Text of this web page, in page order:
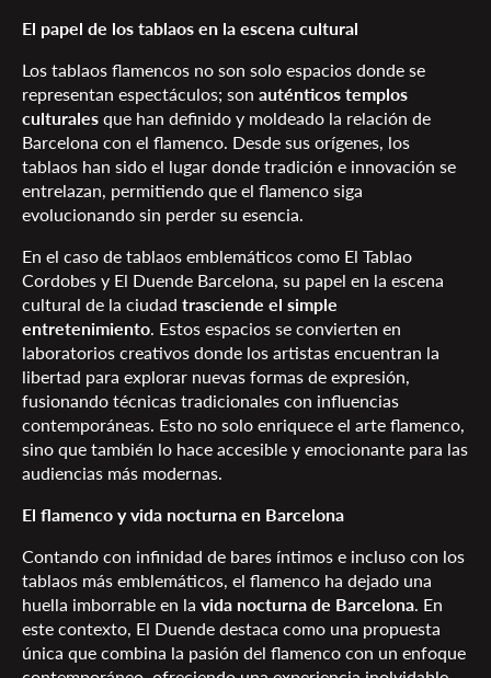
El papel de los tablaos en la escena cultural
Los tablaos flamencos no son solo espacios donde se
representan espectáculos; son auténticos templos
culturalesque han definido y moldeado la relación de
Barcelona con el flamenco. Desde sus orígenes, los
tablaos han sido el lugar donde tradición e innovación se
entrelazan, permitiendo que el flamenco siga
evolucionando sin perder su esencia.
En el caso de tablaos emblemáticos como El Tablao
Cordobes y El Duende Barcelona, su papel en la escena
cultural de la ciudad trasciende el simple
entretenimiento. Estos espacios se convierten en
laboratorios creativos donde los artistas encuentran la
libertad para explorar nuevas formas de expresión,
fusionando técnicas tradicionales con influencias
contemporáneas. Esto no solo enriquece el arte flamenco,
sino que también lo hace accesible y emocionante para las
audiencias más modernas.
El flamenco y vida nocturna en Barcelona
Contando con infinidad de bares íntimos e incluso con los
tablaos más emblemáticos, el flamenco ha dejado una
huella imborrable en la vida nocturna de Barcelona. En
este contexto, El Duende destaca como una propuesta
única que combina la pasión del flamenco con un enfoque